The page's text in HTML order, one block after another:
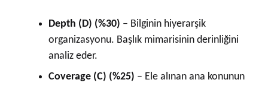
Depth (D) (%30) – Bilginin hiyerarşik
organizasyonu. Başlık mimarisinin derinliğini
analiz eder.
Coverage (C) (%25) – Ele alınan ana konunun